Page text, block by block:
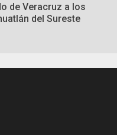
de Veracruz a los
del Sureste